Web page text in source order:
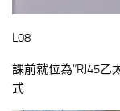
L08
課前就位為”RJ45
式